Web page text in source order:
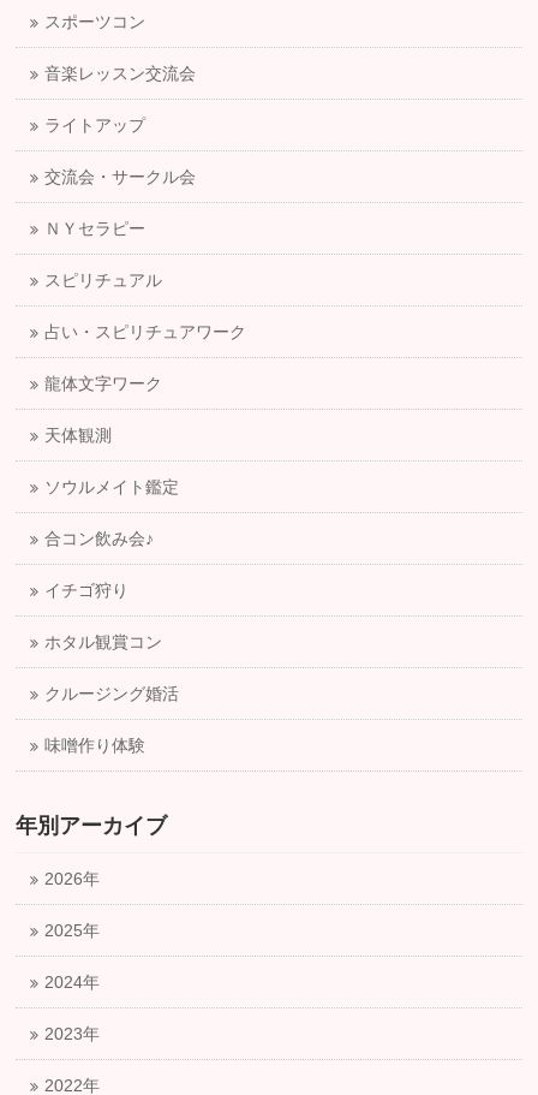
スポーツコン
音楽レッスン交流会
ライトアップ
交流会・サークル会
ＮＹセラピー
スピリチュアル
占い・スピリチュアワーク
龍体文字ワーク
天体観測
ソウルメイト鑑定
合コン飲み会♪
イチゴ狩り
ホタル観賞コン
クルージング婚活
味噌作り体験
年別アーカイブ
2026年
2025年
2024年
2023年
2022年